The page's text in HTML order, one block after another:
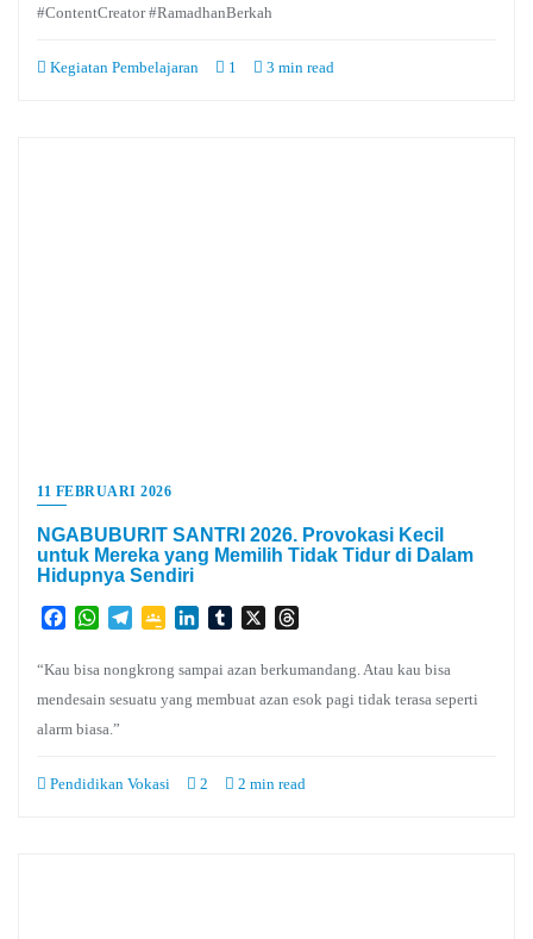
#ContentCreator #RamadhanBerkah
Kegiatan Pembelajaran 1 3 min read
11 FEBRUARI 2026
NGABUBURIT SANTRI 2026. Provokasi Kecil
untuk Mereka yang Memilih Tidak Tidur di Dalam
Hidupnya Sendiri
FacebookWhatsApp
TelegramGoogleLinkedInTumblr
X
“Kau bisa nongkrong sampai azan berkumandang. Atau kau bisa
mendesain sesuatu yang membuat azan esok pagi tidak terasa seperti
alarm biasa.”
Pendidikan Vokasi 2 2 min read